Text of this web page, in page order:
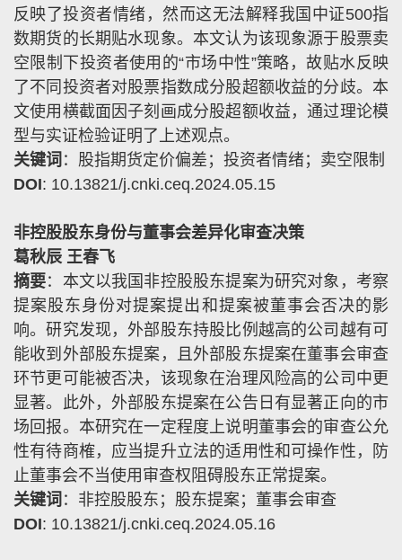
反映了投资者情绪，然而这无法解释我国中证500指
数期货的长期贴水现象。本文认为该现象源于股票卖
空限制下投资者使用的“市场中性”策略，故贴水反映
了不同投资者对股票指数成分股超额收益的分歧。本
文使用横截面因子刻画成分股超额收益，通过理论模
型与实证检验证明了上述观点。
关键词 ：股指期货定价偏差；投资者情绪；卖空限制
DOI: 10.13821/j.cnki.ceq.2024.05.15
非控股股东身份与董事会差异化审查决策
葛秋辰 王春飞
摘要：本文以我国非控股股东提案为研究对象，考察
提案股东身份对提案提出和提案被董事会否决的影
响。研究发现，外部股东持股比例越高的公司越有可
能收到外部股东提案，且外部股东提案在董事会审查
环节更可能被否决，该现象在治理风险高的公司中更
显著。此外，外部股东提案在公告日有显著正向的市
场回报。本研究在一定程度上说明董事会的审查公允
性有待商榷，应当提升立法的适用性和可操作性，防
止董事会不当使用审查权阻碍股东正常提案。
关键词 ：非控股股东；股东提案；董事会审查
DOI: 10.13821/j.cnki.ceq.2024.05.16